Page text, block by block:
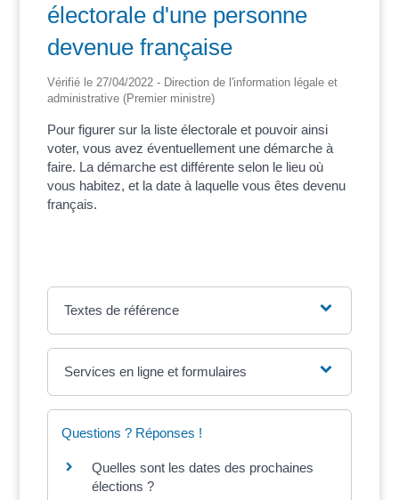
électorale d'une personne
devenue française
Vérifié le 27/04/2022 - Direction de l'information légale et
administrative (Premier ministre)
Pour figurer sur la liste électorale et pouvoir ainsi
voter, vous avez éventuellement une démarche à
faire. La démarche est différente selon le lieu où
vous habitez, et la date à laquelle vous êtes devenu
français.
Textes de référence
Services en ligne et formulaires
Questions ? Réponses !
Quelles sont les dates des prochaines
élections ?